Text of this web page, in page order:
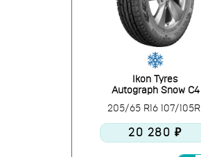
Ikon Tyres
Autograph Snow C4
205/65 R16 107/105R
20 280 ₽